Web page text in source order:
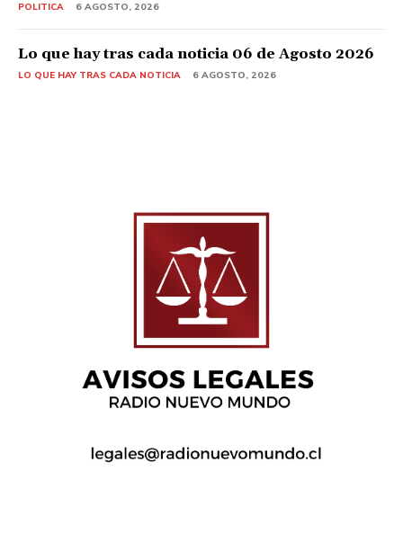
POLITICA 6 AGOSTO, 2026
Lo que hay tras cada noticia 06 de Agosto 2026
LO QUE HAY TRAS CADA NOTICIA 6 AGOSTO, 2026